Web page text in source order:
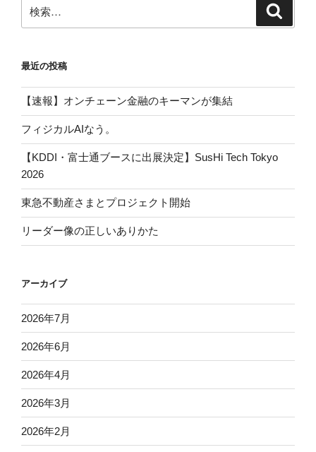
索:
最近の投稿
【速報】オンチェーン金融のキーマンが集結
フィジカルAIなう。
【KDDI・富士通ブースに出展決定】SusHi Tech Tokyo
2026
東急不動産さまとプロジェクト開始
リーダー像の正しいありかた
アーカイブ
2026年7月
2026年6月
2026年4月
2026年3月
2026年2月